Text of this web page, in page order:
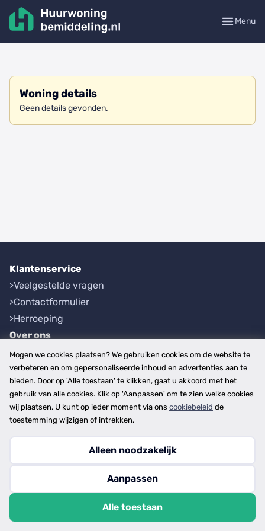
Menu
Woning details
Geen details gevonden.
Klantenservice
Veelgestelde vragen
Contactformulier
Herroeping
Over ons
Bedrijfsgegevens
Werkwijze
Overzichten
Plaatsen
Provincies
Copyright © 2026
privacy- en cookiebeleid
Mogen we cookies plaatsen? We gebruiken cookies om de website te
verbeteren en om gepersonaliseerde inhoud en advertenties aan te
bieden. Door op 'Alle toestaan' te klikken, gaat u akkoord met het
gebruik van alle cookies. Klik op 'Aanpassen' om te zien welke cookies
wij plaatsen. U kunt op ieder moment via ons cookiebeleid de
toestemming wijzigen of intrekken.
Alleen noodzakelijk
Aanpassen
Alle toestaan